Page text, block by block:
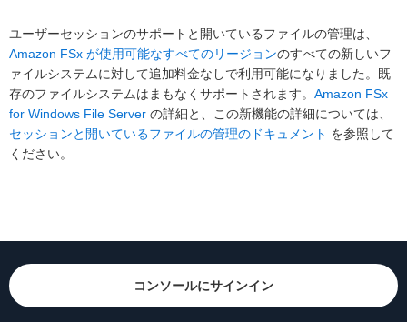
ユーザーセッションのサポートと開いているファイルの管理は、
Amazon FSx が使用可能なすべてのリージョンのすべての新しいフ
ァイルシステムに対して追加料金なしで利用可能になりました。既
存のファイルシステムはまもなくサポートされます。 Amazon FSx
for Windows File Server の詳細と、この新機能の詳細については、
セッションと開いているファイルの管理のドキュメント を参照して
ください。
コンソールにサインイン